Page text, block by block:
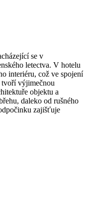
se v
letectva. V hotelu
interiéru, což ve spojení
tvoří výjimečnou
objektu a
daleko od rušného
zajišťuje